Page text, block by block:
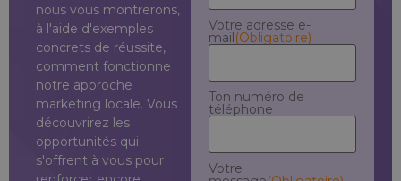
nous vous montrerons,
à l'aide d'exemples
concrets de réussite,
comment fonctionne
notre approche
marketing locale. Vous
découvrirez les
opportunités qui
s'offrent à vous pour
Votre adresse e-
mail(Obligatoire)
Ton numéro de
téléphone
Votre